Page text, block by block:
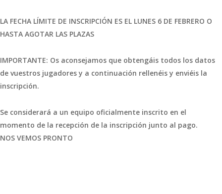
LA FECHA LÍMITE DE INSCRIPCIÓN ES EL LUNES 6 DE FEBRERO O
HASTA AGOTAR LAS PLAZAS
IMPORTANTE: Os aconsejamos que obtengáis todos los datos
de vuestros jugadores y a continuación rellenéis y enviéis la
inscripción.
Se considerará a un equipo oficialmente inscrito en el
momento de la recepción de la inscripción junto al pago.
NOS VEMOS PRONTO